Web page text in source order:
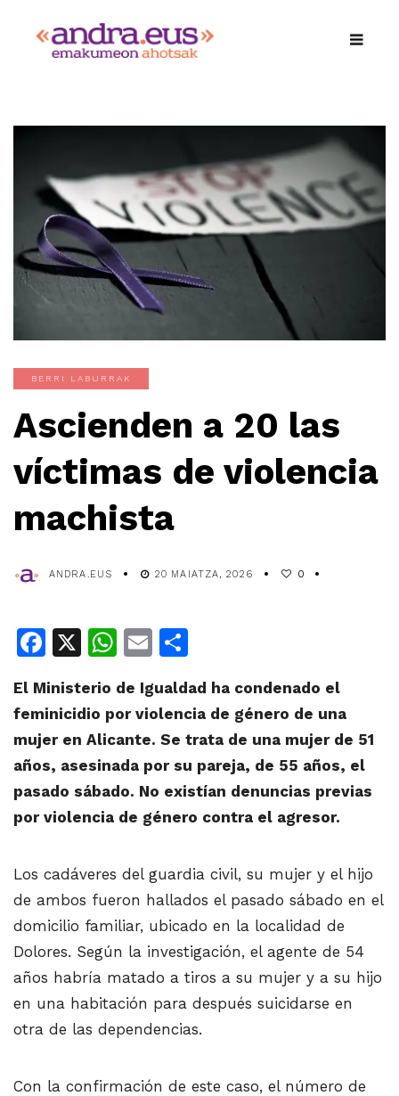
BERRI LABURRAK
Ascienden a 20 las
víctimas de violencia
machista
ANDRA.EUS 20 MAIATZA, 2026 0
Facebook
X WhatsApp
Email
El Ministerio de Igualdad ha condenado el
feminicidio por violencia de género de una
mujer en Alicante. Se trata de una mujer de 51
años, asesinada por su pareja, de 55 años, el
pasado sábado. No existían denuncias previas
por violencia de género contra el agresor.
Los cadáveres del guardia civil, su mujer y el hijo
de ambos fueron hallados el pasado sábado en el
domicilio familiar, ubicado en la localidad de
Dolores. Según la investigación, el agente de 54
años habría matado a tiros a su mujer y a su hijo
en una habitación para después suicidarse en
otra de las dependencias.
Con la confirmación de este caso, el número de